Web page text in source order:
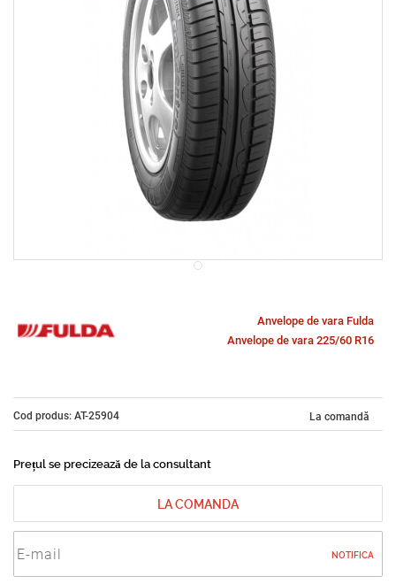
Anvelope de vara Fulda
Anvelope de vara 225/60 R16
Cod produs: AT-25904 La comandă
Prețul se precizează de la consultant
LA COMANDA
NOTIFICA